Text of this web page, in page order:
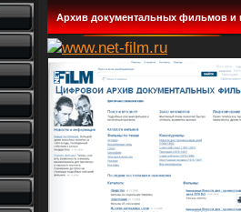
Архив документальных фильмов и